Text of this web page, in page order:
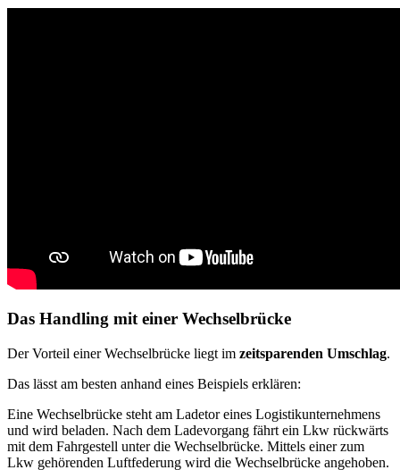
Das Handling mit einer Wechselbrücke
Der Vorteil einer Wechselbrücke liegt im zeitsparenden Umschlag.
Das lässt am besten anhand eines Beispiels erklären:
Eine Wechselbrücke steht am Ladetor eines Logistikunternehmens
und wird beladen. Nach dem Ladevorgang fährt ein Lkw rückwärts
mit dem Fahrgestell unter die Wechselbrücke. Mittels einer zum
Lkw gehörenden Luftfederung wird die Wechselbrücke angehoben.